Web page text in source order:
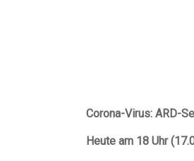
Corona-Virus: ARD-
Heute am 18 Uhr